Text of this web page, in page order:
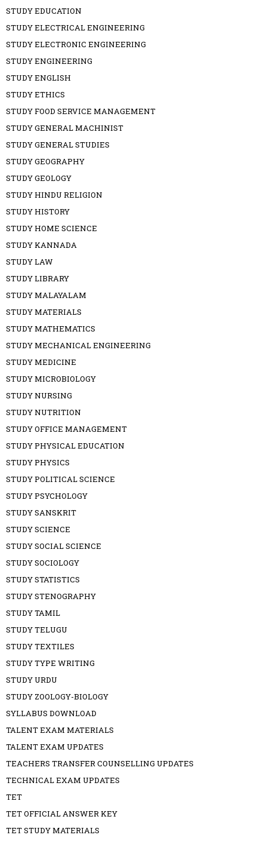
STUDY EDUCATION
STUDY ELECTRICAL ENGINEERING
STUDY ELECTRONIC ENGINEERING
STUDY ENGINEERING
STUDY ENGLISH
STUDY ETHICS
STUDY FOOD SERVICE MANAGEMENT
STUDY GENERAL MACHINIST
STUDY GENERAL STUDIES
STUDY GEOGRAPHY
STUDY GEOLOGY
STUDY HINDU RELIGION
STUDY HISTORY
STUDY HOME SCIENCE
STUDY KANNADA
STUDY LAW
STUDY LIBRARY
STUDY MALAYALAM
STUDY MATERIALS
STUDY MATHEMATICS
STUDY MECHANICAL ENGINEERING
STUDY MEDICINE
STUDY MICROBIOLOGY
STUDY NURSING
STUDY NUTRITION
STUDY OFFICE MANAGEMENT
STUDY PHYSICAL EDUCATION
STUDY PHYSICS
STUDY POLITICAL SCIENCE
STUDY PSYCHOLOGY
STUDY SANSKRIT
STUDY SCIENCE
STUDY SOCIAL SCIENCE
STUDY SOCIOLOGY
STUDY STATISTICS
STUDY STENOGRAPHY
STUDY TAMIL
STUDY TELUGU
STUDY TEXTILES
STUDY TYPE WRITING
STUDY URDU
STUDY ZOOLOGY-BIOLOGY
SYLLABUS DOWNLOAD
TALENT EXAM MATERIALS
TALENT EXAM UPDATES
TEACHERS TRANSFER COUNSELLING UPDATES
TECHNICAL EXAM UPDATES
TET
TET OFFICIAL ANSWER KEY
TET STUDY MATERIALS